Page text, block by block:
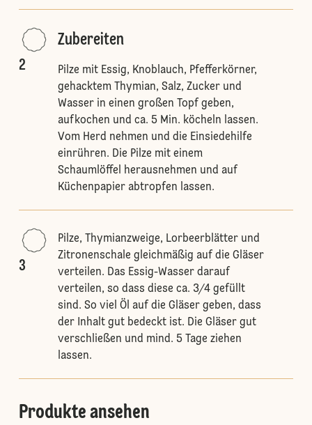
2
Zubereiten
Pilze mit Essig, Knoblauch, Pfefferkörner,
gehacktem Thymian, Salz, Zucker und
Wasser in einen großen Topf geben,
aufkochen und ca. 5 Min. köcheln lassen.
Vom Herd nehmen und die Einsiedehilfe
einrühren. Die Pilze mit einem
Schaumlöffel herausnehmen und auf
Küchenpapier abtropfen lassen.
3
Pilze, Thymianzweige, Lorbeerblätter und
Zitronenschale gleichmäßig auf die Gläser
verteilen. Das Essig-Wasser darauf
verteilen, so dass diese ca. 3/4 gefüllt
sind. So viel Öl auf die Gläser geben, dass
der Inhalt gut bedeckt ist. Die Gläser gut
verschließen und mind. 5 Tage ziehen
lassen.
Produkte ansehen